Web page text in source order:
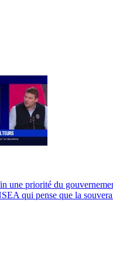
une priorité du
qui pense que la